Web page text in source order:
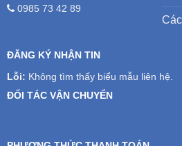
0985 73 42 89
ĐĂNG KÝ NHẬN TIN
Lỗi: Không tìm thấy biểu mẫu liên hệ.
ĐỐI TÁC VẬN CHUYỂN